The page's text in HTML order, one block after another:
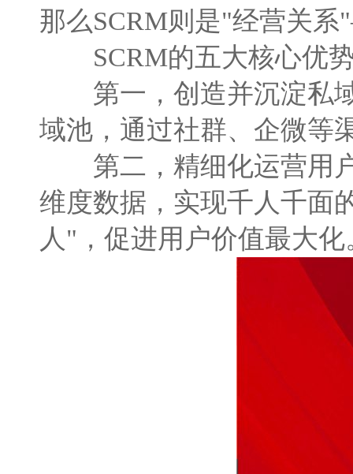
那么SCRM则是"经营关
SCRM的五大核心优
第一，创造并沉淀私域
域池，通过社群、企微等
第二，精细化运营用户
维度数据，实现千人千面
人"，促进用户价值最大化